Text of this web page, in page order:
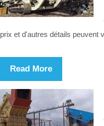
prix et d'autres détails peuvent
Read More